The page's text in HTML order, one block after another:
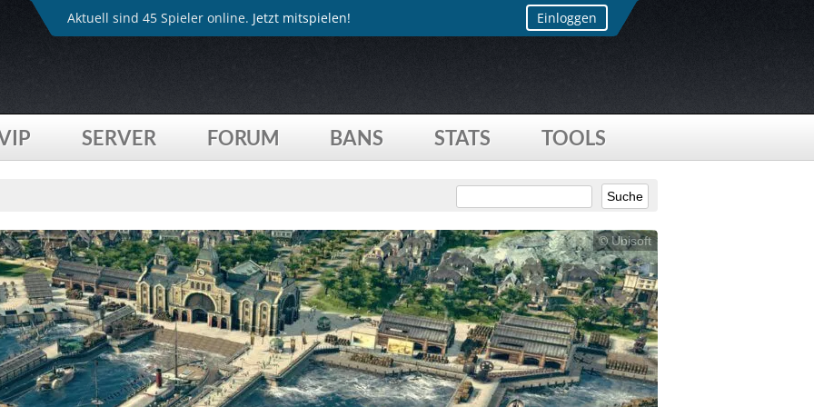
Aktuell sind 45 Spieler online. Jetzt mitspielen! Einloggen
SERVER FORUM BANS STATS TOOLS
© Ubisoft